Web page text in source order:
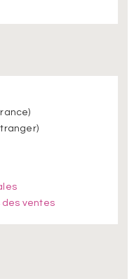
des ventes